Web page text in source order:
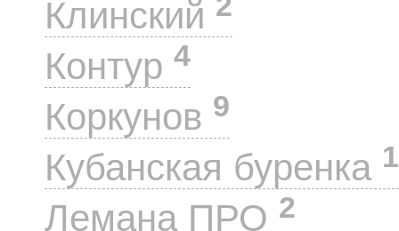
Клинский
Контур 4
Коркунов 9
Кубанская буренка 1
Лемана ПРО 2